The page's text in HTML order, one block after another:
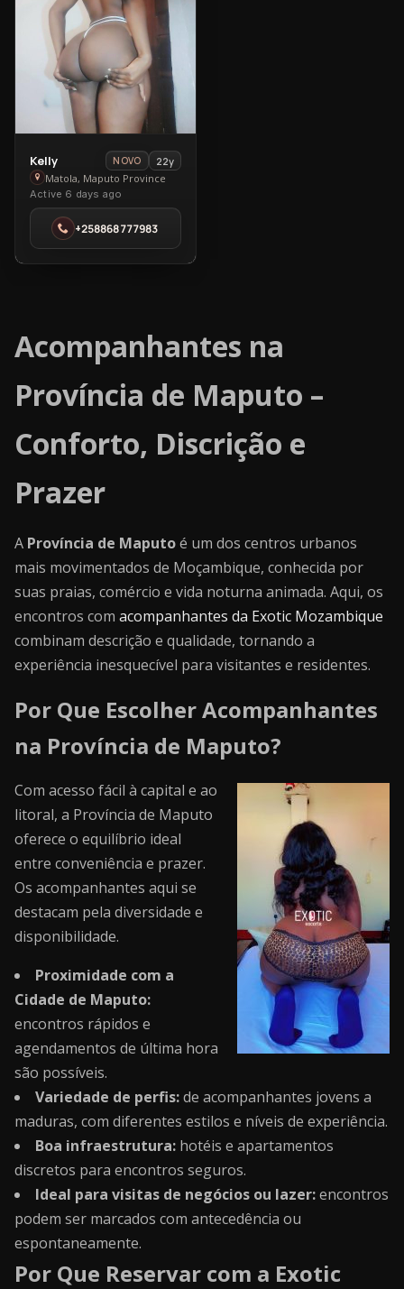
View
Kelly
in
Matola
Kelly NOVO
22y
Matola, Maputo Province
Active 6 days ago
+258868777983
Acompanhantes na
Província de Maputo –
Conforto, Discrição e
Prazer
A Província de Maputoé um dos centros urbanos
mais movimentados de Moçambique, conhecida por
suas praias, comércio e vida noturna animada. Aqui, os
encontros com acompanhantes da Exotic Mozambique
combinam descrição e qualidade, tornando a
experiência inesquecível para visitantes e residentes.
Por Que Escolher Acompanhantes
na Província de Maputo?
Com acesso fácil à capital e ao
litoral, a Província de Maputo
oferece o equilíbrio ideal
entre conveniência e prazer.
Os acompanhantes aqui se
destacam pela diversidade e
disponibilidade.
Proximidade com a
Cidade de Maputo:
encontros rápidos e
agendamentos de última hora
são possíveis.
Variedade de perfis:de acompanhantes jovens a
maduras, com diferentes estilos e níveis de experiência.
Boa infraestrutura: hotéis e apartamentos
discretos para encontros seguros.
Ideal para visitas de negócios ou lazer:encontros
podem ser marcados com antecedência ou
espontaneamente.
Por Que Reservar com a Exotic